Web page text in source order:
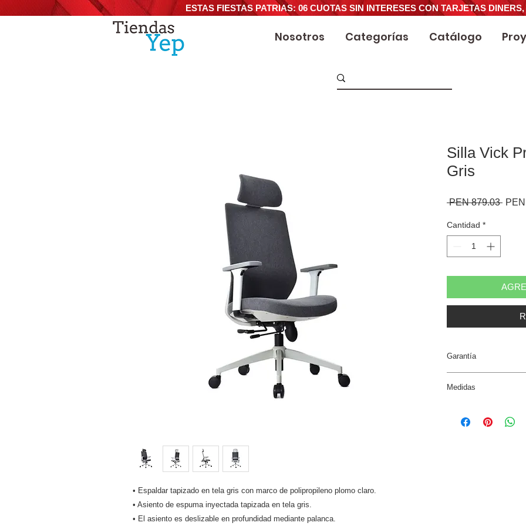
ESTAS FIESTAS PATRIAS: 06 CUOTAS SIN INTERESES CON TARJETAS
Nosotros Categorías Catálogo
• Espaldar tapizado en tela gris con marco de polipropileno plomo claro.
• Asiento de espuma inyectada tapizada en tela gris.
• El asiento es deslizable en profundidad mediante palanca.
Silla Vick
Gris
PEN 879.03
Cantidad *
Garantía
Medidas
Profundidad Total: 62